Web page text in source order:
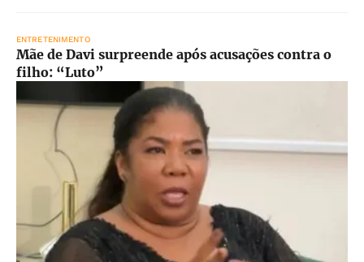
ENTRETENIMENTO
Mãe de Davi surpreende após acusações contra o
filho: “Luto”